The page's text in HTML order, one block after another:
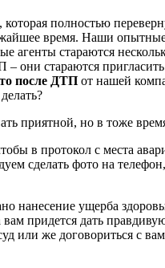
которая полностью
время. Наши
агенты стараются
они стараются
после ДТП от нашей
приятной, но в тоже
в протокол с места
сделать фото на телефон,
нанесение ущерба
вам придется дать
или же договориться с